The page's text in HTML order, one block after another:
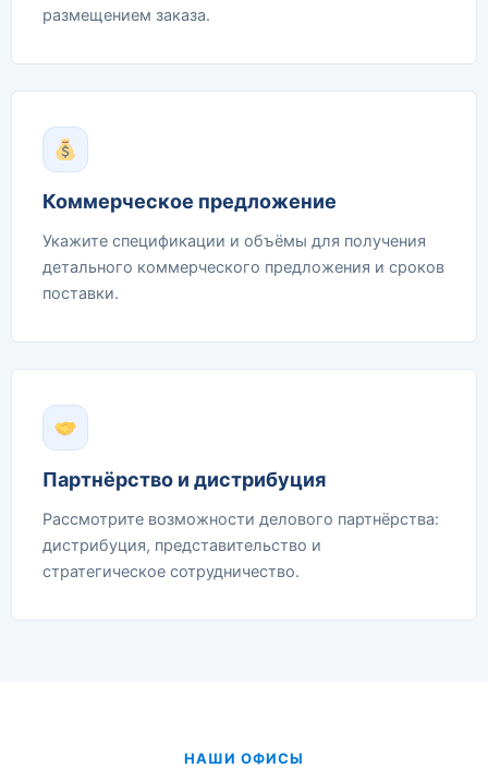
размещением заказа.
Коммерческое предложение
Укажите спецификации и объёмы для получения
детального коммерческого предложения и сроков
поставки.
Партнёрство и дистрибуция
Рассмотрите возможности делового партнёрства:
дистрибуция, представительство и
стратегическое сотрудничество.
НАШИ ОФИСЫ